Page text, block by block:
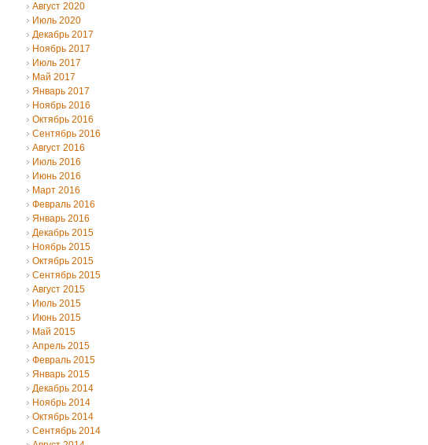
Август 2020
Июль 2020
Декабрь 2017
Ноябрь 2017
Июль 2017
Май 2017
Январь 2017
Ноябрь 2016
Октябрь 2016
Сентябрь 2016
Август 2016
Июль 2016
Июнь 2016
Март 2016
Февраль 2016
Январь 2016
Декабрь 2015
Ноябрь 2015
Октябрь 2015
Сентябрь 2015
Август 2015
Июль 2015
Июнь 2015
Май 2015
Апрель 2015
Февраль 2015
Январь 2015
Декабрь 2014
Ноябрь 2014
Октябрь 2014
Сентябрь 2014